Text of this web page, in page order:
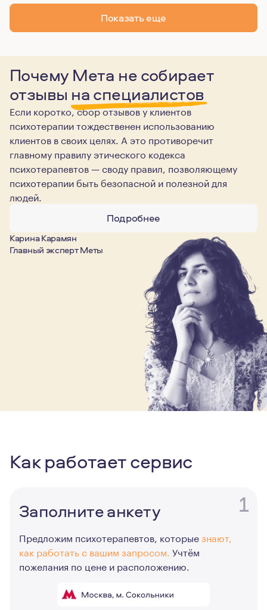
Показать еще
Почему Мета не собирает
отзывы на специалистов
Если коротко, сбор отзывов у клиентов
психотерапии тождественен использованию
клиентов в своих целях. А это противоречит
главному правилу этического кодекса
психотерапевтов — своду правил, позволяющему
психотерапии быть безопасной и полезной для
людей.
Подробнее
Карина Карамян
Главный эксперт Меты
Как работает сервис
1
Заполните анкету
Предложим психотерапевтов, которыезнают,
как работать с вашим запросом. Учтём
пожелания по цене и расположению.